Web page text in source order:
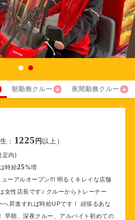
朝勤務クルー 夜間勤務クルー
： 1225 円 以上）
定内)
時給25%増
ーアルオープン!!! 明るくキレイな店舗
女性店長です♪ クルーからトレーナー
へ昇進すれば時給UPです！ 頑張るあな
早朝、深夜クルー、アルバイト初めての